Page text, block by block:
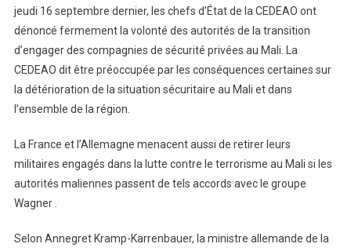
jeudi 16 septembre dernier, les chefs d’État de la CEDEAO ont
dénoncé fermement la volonté des autorités de la transition
d’engager des compagnies de sécurité privées au Mali. La
CEDEAO dit être préoccupée par les conséquences certaines sur
la détérioration de la situation sécuritaire au Mali et dans
l’ensemble de la région.
La France et l’Allemagne menacent aussi de retirer leurs
militaires engagés dans la lutte contre le terrorisme au Mali si les
autorités maliennes passent de tels accords avec le groupe
Wagner .
Selon Annegret Kramp-Karrenbauer, la ministre allemande de la